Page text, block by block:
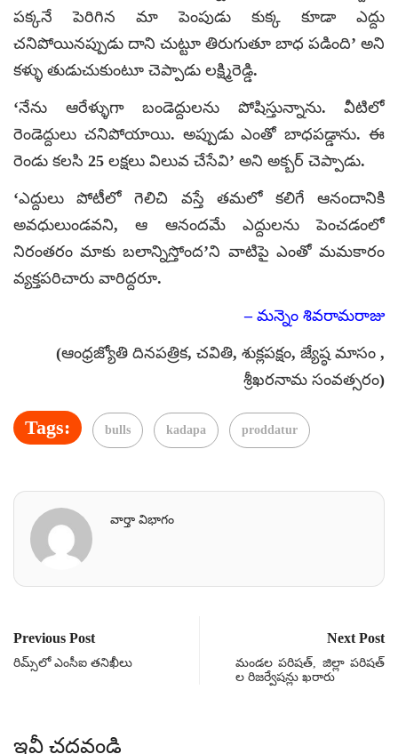
పక్కనే పెరిగిన మా పెంపుడు కుక్క కూడా ఎద్దు
చనిపోయినప్పుడు దాని చుట్టూ తిరుగుతూ బాధ పడింది’ అని
కళ్ళు తుడుచుకుంటూ చెప్పాడు లక్ష్మిరెడ్డి.
‘నేను ఆరేళ్ళుగా బండెద్దులను పోషిస్తున్నాను. వీటిలో
రెండెద్దులు చనిపోయాయి. అప్పుడు ఎంతో బాధపడ్డాను. ఈ
రెండు కలసి 25 లక్షలు విలువ చేసేవి’ అని అక్బర్ చెప్పాడు.
‘ఎద్దులు పోటీలో గెలిచి వస్తే తమలో కలిగే ఆనందానికి
అవధులుండవని, ఆ ఆనందమే ఎద్దులను పెంచడంలో
నిరంతరం మాకు బలాన్నిస్తోంద’ని వాటిపై ఎంతో మమకారం
వ్యక్తపరిచారు వారిద్దరూ.
– మన్నెం శివరామరాజు
(ఆంధ్రజ్యోతి దినపత్రిక, చవితి, శుక్లపక్షం, జ్యేష్ఠ మాసం ,
శ్రీఖరనామ సంవత్సరం)
Tags: bulls kadapa proddatur
వార్తా విభాగం
Previous Post
రిమ్స్‌లో ఎంసీఐ తనిఖీలు
Next Post
మండల పరిషత్, జిల్లా పరిషత్
ల రిజర్వేషన్లు ఖరారు
ఇవీ చదవండి